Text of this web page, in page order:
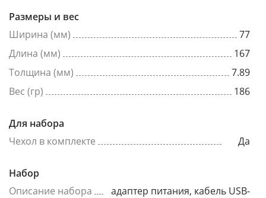
Размеры и вес
Ширина (мм)
77
Длина (мм)
167
Толщина (мм)
7.89
Вес (гр)
186
Для набора
Чехол в комплекте
Да
Набор
Описание набора
адаптер питания, кабель USB-